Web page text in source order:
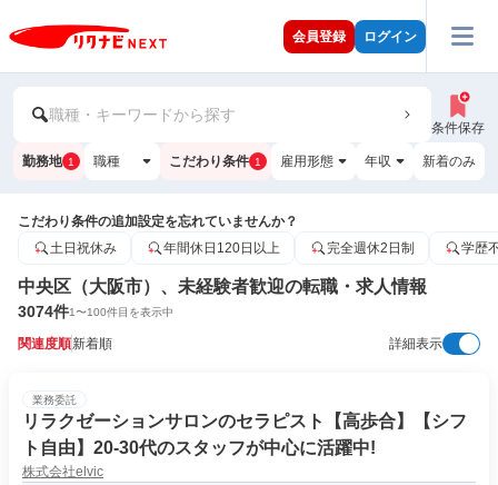
会員登録 ログイン
職種・キーワードから探す
条件保存
勤務地 1 職種 こだわり条件 1 雇用形態 年収 新着のみ
こだわり条件の追加設定を忘れていませんか？
土日祝休み
年間休日120日以上 完全週休2日制 学歴
中央区（大阪市）、未経験者歓迎の転職・求人情報
3074件1〜100件目を表示中
関連度順新着順 詳細表示
業務委託
リラクゼーションサロンのセラピスト【高歩合】【シフ
ト自由】20-30代のスタッフが中心に活躍中!
株式会社elvic